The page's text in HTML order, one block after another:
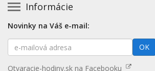
Kontakt na prevádzkovateľa
Zásady používania cookies
Prehlásenie o prístupnosti
Mapa stránok
Informácie
Základná registrácia otváracích hodín
Platené služby
Nenašli ste otváracie hodiny? Pošlite
Novinky na Váš e-mail:
E-
mailová
OK
Otvaracie-hodiny.sk na Facebooku